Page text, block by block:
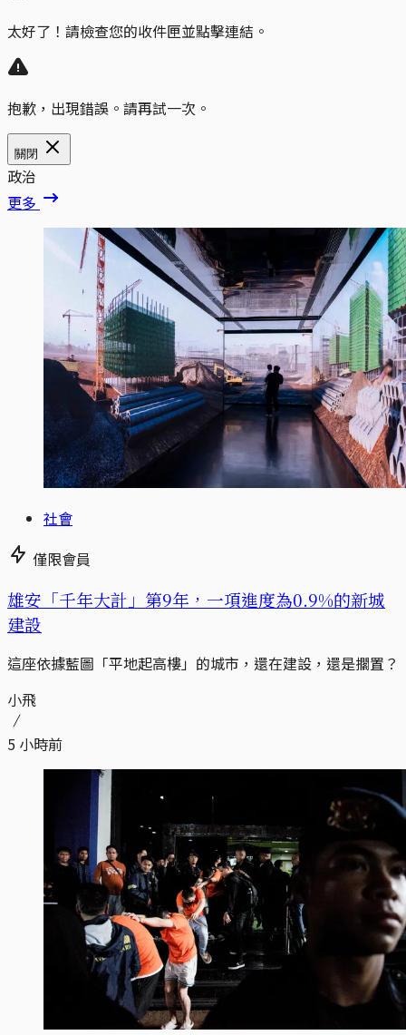
太好了！請檢查您的收件匣並點擊連結。
抱歉，出現錯誤。請再試一次。
關閉
政治
更多
社會
僅限會員
​​雄安「千年大計」第9年，一項進度為0.9%的新城
建設
這座依據藍圖「平地起高樓」的城市，還在建設，還是擱置？
小飛
5 小時前